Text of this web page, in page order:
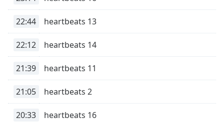
LIVE
Time-
1x
Playback
Chapters
Chapters
22:44 heartbeats 13
22:12 heartbeats 14
21:39 heartbeats 11
21:05 heartbeats 2
20:33 heartbeats 16